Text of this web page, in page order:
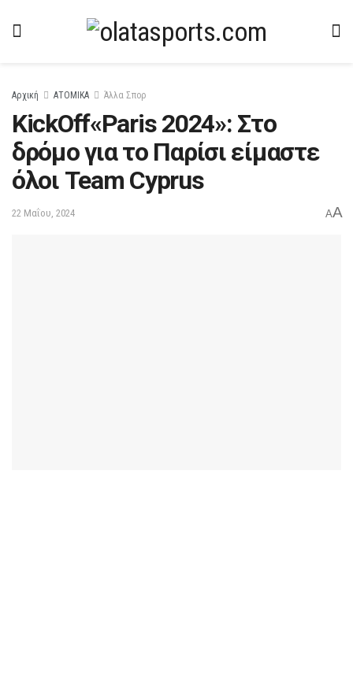
Αρχική ΑΤΟΜΙΚΑ Άλλα Σπορ
KickOff«Paris 2024»: Στο
δρόμο για το Παρίσι είμαστε
όλοι Team Cyprus
22 Μαΐου, 2024 AA